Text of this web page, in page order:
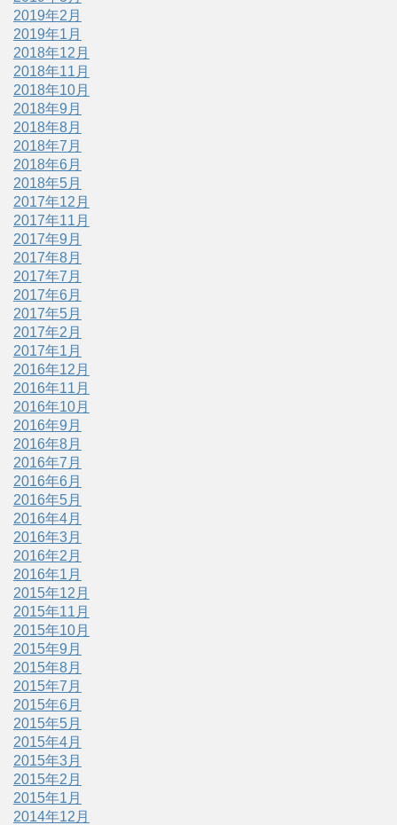
2019年2月
2019年1月
2018年12月
2018年11月
2018年10月
2018年9月
2018年8月
2018年7月
2018年6月
2018年5月
2017年12月
2017年11月
2017年9月
2017年8月
2017年7月
2017年6月
2017年5月
2017年2月
2017年1月
2016年12月
2016年11月
2016年10月
2016年9月
2016年8月
2016年7月
2016年6月
2016年5月
2016年4月
2016年3月
2016年2月
2016年1月
2015年12月
2015年11月
2015年10月
2015年9月
2015年8月
2015年7月
2015年6月
2015年5月
2015年4月
2015年3月
2015年2月
2015年1月
2014年12月